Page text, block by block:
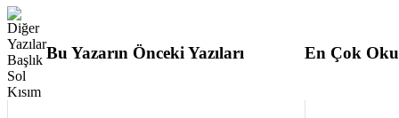
Bu Yazarın Önceki Yazıları En Çok